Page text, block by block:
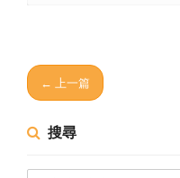
← 上一篇
搜尋